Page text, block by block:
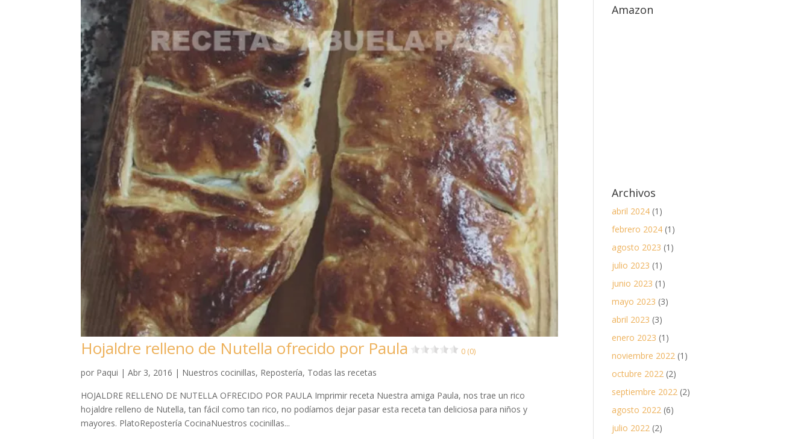
Hojaldre relleno de Nutella ofrecido por Paula 0 (0)
por Paqui |Abr 3, 2016 | Nuestros cocinillas, Repostería, Todas las recetas
HOJALDRE RELLENO DE NUTELLA OFRECIDO POR PAULA Imprimir receta Nuestra amiga Paula, nos trae un rico
hojaldre relleno de Nutella, tan fácil como tan rico, no podíamos dejar pasar esta receta tan deliciosa para niños y
mayores. PlatoRepostería CocinaNuestros cocinillas...
Amazon
Archivos
abril 2024 (1)
febrero 2024 (1)
agosto 2023 (1)
julio 2023 (1)
junio 2023 (1)
mayo 2023 (3)
abril 2023 (3)
enero 2023 (1)
noviembre 2022 (1)
octubre 2022 (2)
septiembre 2022 (2)
agosto 2022 (6)
julio 2022 (2)